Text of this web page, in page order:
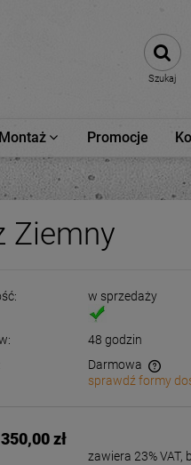
Szukaj
Montaż Promocje
Ziemny
w sprzedaży
48 godzin
Darmowa
sprawdź formy
zł
zawiera 23%